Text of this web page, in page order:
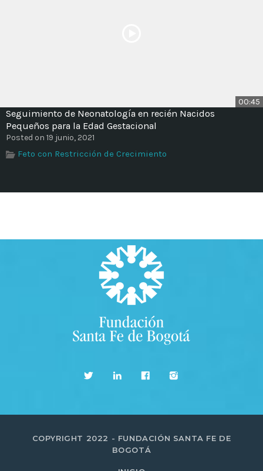
00:45
Seguimiento de Neonatología en recién Nacidos
Pequeños para la Edad Gestacional
Posted on 19 junio, 2021
Feto con Restricción de Crecimiento
COPYRIGHT 2022 - FUNDACIÓN SANTA FE DE
BOGOTÁ